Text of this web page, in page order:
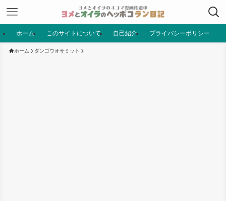
ホーム このサイトについて 自己紹介 プライバシーポリシー
ホーム ダンゴウオサミット